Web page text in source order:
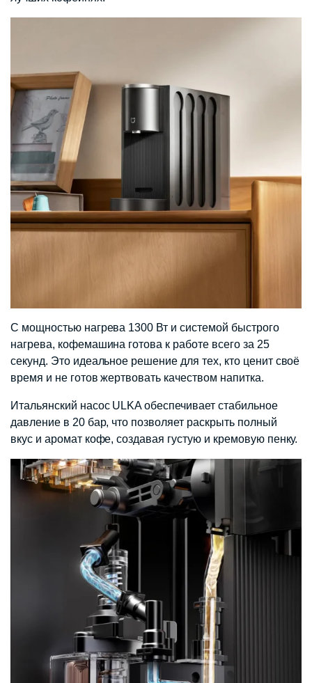
С мощностью нагрева 1300 Вт и системой быстрого
нагрева, кофемашина готова к работе всего за 25
секунд. Это идеальное решение для тех, кто ценит своё
время и не готов жертвовать качеством напитка.
Итальянский насос ULKA обеспечивает стабильное
давление в 20 бар, что позволяет раскрыть полный
вкус и аромат кофе, создавая густую и кремовую пенку.​